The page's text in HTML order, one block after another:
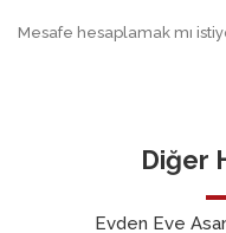
Mesafe hesaplamak mı
Diğer
Evden Eve